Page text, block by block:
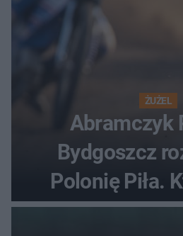
ŻUŻEL
Abramczyk
Bydgoszcz
Polonię Piła.
najwięcej